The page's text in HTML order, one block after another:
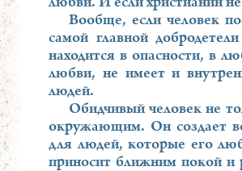
Вообще, если человек
самой главной
находится в опасности, в
любви, не имеет и
людей.
Обидчивый человек не
окружающим. Он создает
для людей, которые его
приносит ближним покой и